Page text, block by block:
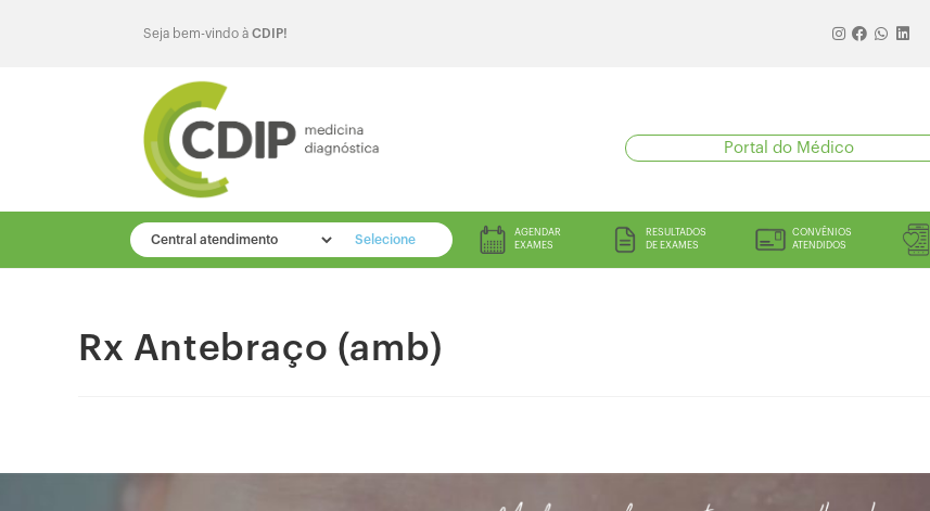
Seja bem-vindo à CDIP!
Portal do Médico
Selecione
AGENDAR
EXAMES
RESULTADOS
DE EXAMES
CONVÊNIOS
ATENDIDOS
Rx Antebraço (amb)